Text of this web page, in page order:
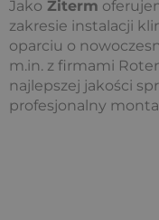
Jako Ziterm
zakresie instalacji
oparciu o
m.in. z firmami
najlepszej jakości
profesjonalny